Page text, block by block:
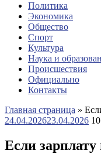
Политика
Экономика
Общество
Спорт
Культура
Наука и
Происшествия
Официально
Контакты
Главная страница »
24.04.202623.04.2026
Если